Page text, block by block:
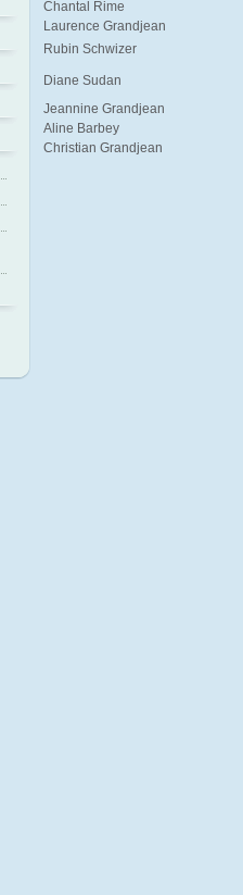
Chantal Rime
Laurence Grandjean
Rubin Schwizer
Diane Sudan
Jeannine Grandjean
Aline Barbey
Christian Grandjean